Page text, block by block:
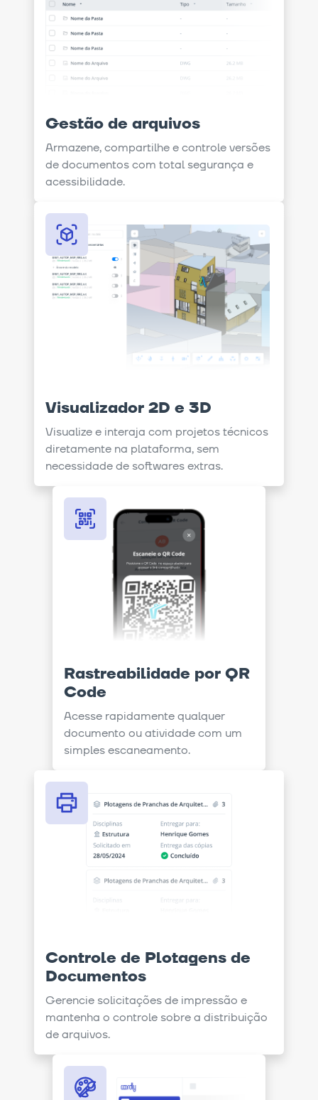
Gestão de arquivos
Armazene, compartilhe e controle versões
de documentos com total segurança e
acessibilidade.
Visualizador 2D e 3D
Visualize e interaja com projetos técnicos
diretamente na plataforma, sem
necessidade de softwares extras.
Rastreabilidade por QR
Code
Acesse rapidamente qualquer
documento ou atividade com um
simples escaneamento.
Controle de Plotagens de
Documentos
Gerencie solicitações de impressão e
mantenha o controle sobre a distribuição
de arquivos.